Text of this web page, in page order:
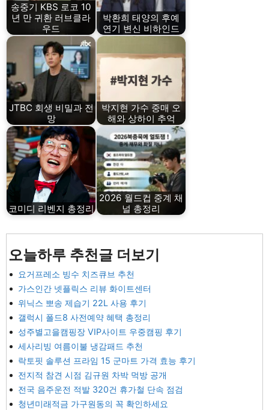
송중기 KBS 로코 10
년 만 귀환 러브클라
우드
박환희 태양의 후예
연기 변신 비하인드
JTBC 회생 비밀과 전
망
박지현 가수 중매 오
해와 상하이 추억
코미디 리벤지 총정리
2026 월드컵 중계 채
널 총정리
오늘하루 추천글 더보기
요거프레소 빙수 치즈큐브 추천
가스인간 넷플릭스 리뷰 화이트센터
위닉스 뽀송 제습기 22L 사용 후기
갤럭시 폴드8 사전예약 혜택 총정리
성주별고을캠핑장 VIP사이트 우중캠핑 후기
세사리빙 여름이불 냉감패드 추천
락토핏 솔루션 프라임 15 군마트 가격 효능 후기
전지적 참견 시점 김규원 차박 먹방 공개
전국 음주운전 적발 320건 휴가철 단속 점검
청년미래적금 가구원동의 꼭 확인하세요